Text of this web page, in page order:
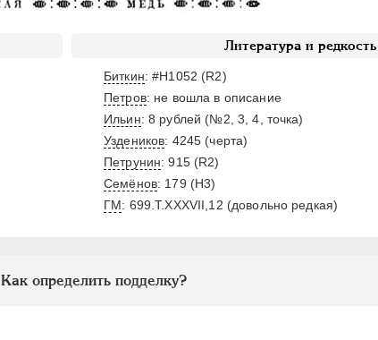
Литература и редкость
Биткин: #H1052 (R2)
Петров: не вошла в описание
Ильин: 8 рублей (№2, 3, 4, точка)
Уздеников: 4245 (черта)
Петрунин: 915 (R2)
Семёнов: 179 (H3)
ГМ: 699.T.XXXVII,12 (довольно редкая)
Как определить подделку?